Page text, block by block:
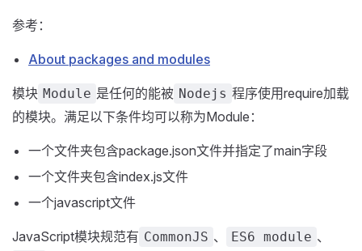
参考：
About packages and modules
模块 Module 是任何的能被 Nodejs 程序使用require加载
的模块。满足以下条件均可以称为Module：
一个文件夹包含package.json文件并指定了main字段
一个文件夹包含index.js文件
一个javascript文件
JavaScript模块规范有 CommonJS 、 ES6 module 、